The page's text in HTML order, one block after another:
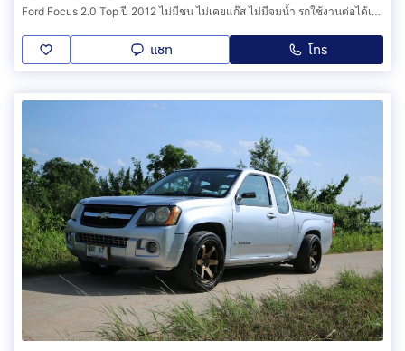
Ford Focus 2.0 Top ปี 2012 ไม่มีชน ไม่เคยแก๊ส ไม่มีจมน้ำ รถใช้งานต่อได้เลยไม่ต้องซ่อมอะไร
แชท โทร